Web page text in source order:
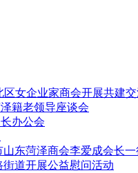
女企业家商会开展共建交
籍老领导座谈会
办公会
东菏泽商会李爱成会长
道开展公益慰问活动